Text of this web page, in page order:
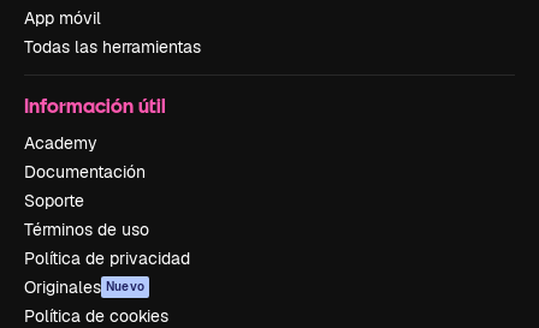
App móvil
Todas las herramientas
Información útil
Academy
Documentación
Soporte
Términos de uso
Política de privacidad
Originales Nuevo
Política de cookies